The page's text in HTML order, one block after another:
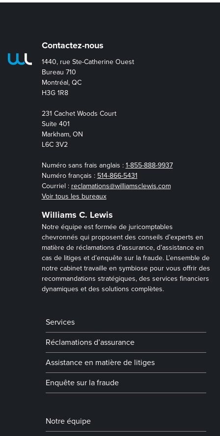
Contactez-nous
1440, rue Ste-Catherine Ouest
Bureau 710
Montréal, QC
H3G 1R8
231 Cachet Woods Court
Suite 401
Markham, ON
L6C 3V2
Numéro sans frais anglais : 1-855-888-9937
Numéro français : 514-866-5431
Courriel : reclamations@williamsclewis.com
Voir tous les bureaux
Williams C. Lewis
Notre équipe est formée de juricomptables
chevronnés qui proposent des conseils d’experts en
matière de réclamations d’assurance, d’assistance en
cas de litiges et d’enquête sur la fraude. L’ensemble de
notre cabinet travaille en symbiose pour vous offrir des
recommandations stratégiques, des services financiers
dynamiques et des solutions complètes.
Services
Réclamations d’assurance
Assistance en matière de litiges
Enquête sur la fraude
Notre équipe